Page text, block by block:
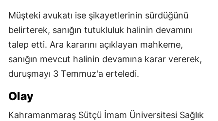
Müşteki avukatı ise şikayetlerinin sürdüğünü
belirterek, sanığın tutukluluk halinin devamını
talep etti. Ara kararını açıklayan mahkeme,
sanığın mevcut halinin devamına karar vererek,
duruşmayı 3 Temmuz'a erteledi.
Olay
Kahramanmaraş Sütçü İmam Üniversitesi Sağlık